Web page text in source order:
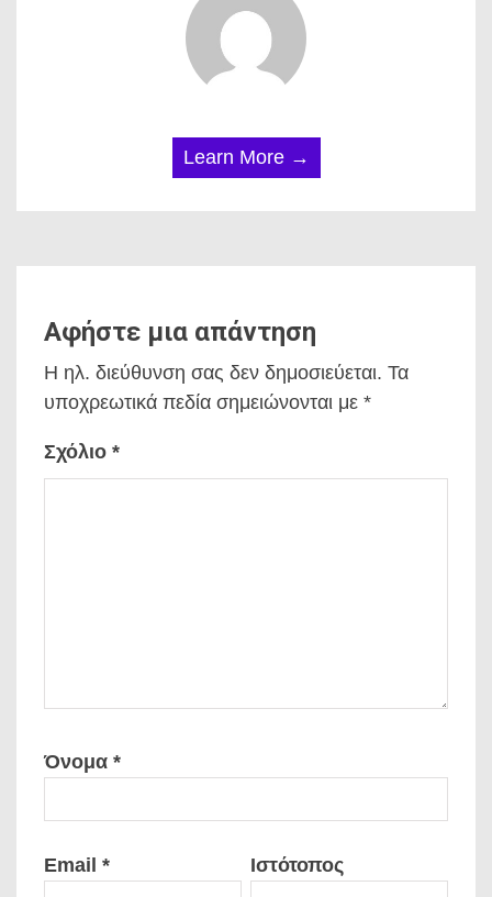
Learn More →
Αφήστε μια απάντηση
Η ηλ. διεύθυνση σας δεν δημοσιεύεται. Τα
υποχρεωτικά πεδία σημειώνονται με *
Σχόλιο *
Όνομα *
Email * Ιστότοπος